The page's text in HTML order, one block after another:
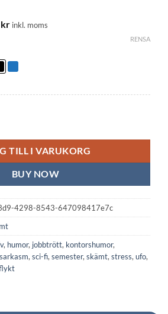
krPrisintervall:
inkl. moms
RENSA
TILL I VARUKORG
BUY NOW
4298-8543-647098417e7c
, humor, jobbtrött, kontorshumor,
sarkasm, sci-fi, semester, skämt, stress, ufo,